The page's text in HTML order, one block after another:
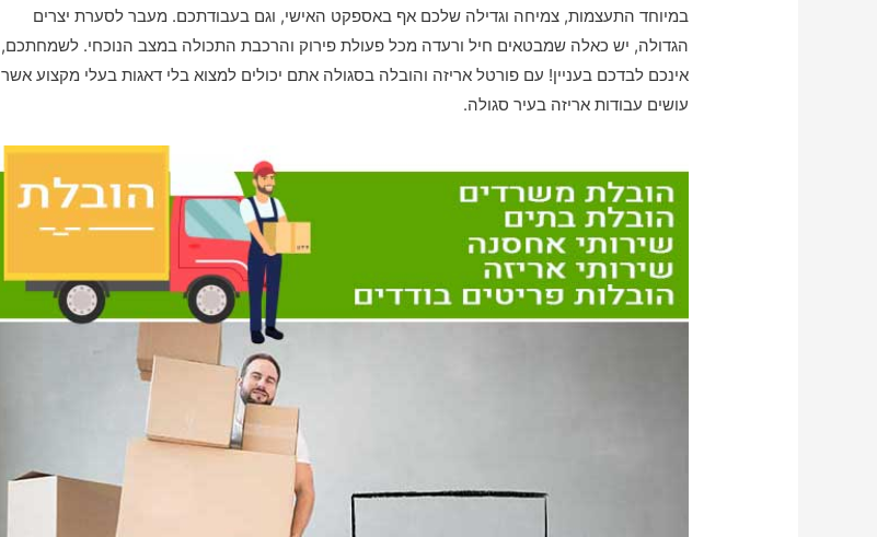
במיוחד התעצמות, צמיחה וגדילה שלכם אף באספקט האישי, וגם בעבודתכם. מעבר לסערת יצרים
הגדולה, יש כאלה שמבטאים חיל ורעדה מכל פעולת פירוק והרכבת התכולה במצב הנוכחי. לשמחתכם,
אינכם לבדכם בעניין! עם פורטל אריזה והובלה בסגולה אתם יכולים למצוא בלי דאגות בעלי מקצוע אשר
עושים עבודות אריזה בעיר סגולה.